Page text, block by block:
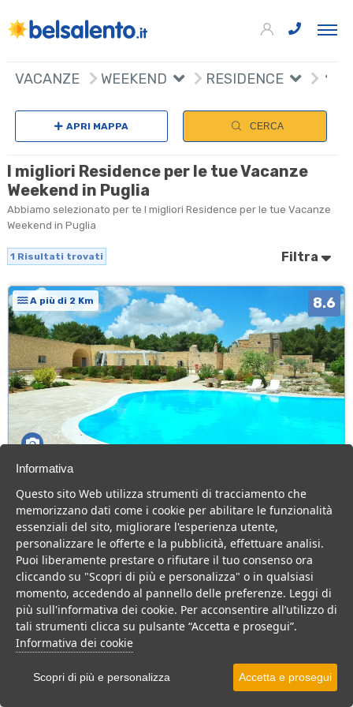
VACANZE WEEKEND RESIDENCE
APRI MAPPA CERCA
I migliori Residence per le tue Vacanze
Weekend in Puglia
Abbiamo selezionato per te I migliori Residence per le tue Vacanze
Weekend in Puglia
1 Risultati trovati Filtra
A più di 2 Km 8.6
Puglia > Salento > Gallipoli
31 Camere
Masseria a Gallipoli, immersa nel verde e con piscina. Cucina
ricercata e tanto relax per una vacanza di coppia.
Residence B&B
VEDI SU MAPPA
+
Informativa
Questo sito Web utilizza strumenti di tracciamento che
memorizzano dati come i cookie per abilitare le funzionalità
essenziali del sito, migliorare l'esperienza utente,
personalizzare le offerte e la pubblicità, effettuare analisi.
Puoi liberamente prestare o rifiutare il tuo consenso ora
cliccando su "Scopri di più e personalizza" o in qualsiasi
momento, accedendo al pannello delle preferenze. Leggi di
più sull'informativa dei cookie. Per acconsentire all’utilizzo di
tali strumenti clicca su pulsante “Accetta e prosegui”.
Informativa dei cookie
Scopri di più e personalizza Accetta e prosegui